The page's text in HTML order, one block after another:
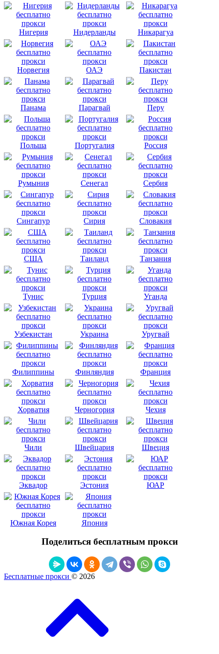
Нигерия Нидерланды Никарагуа
Норвегия ОАЭ Пакистан
Панама Парагвай Перу
Польша Португалия Россия
Румыния Сенегал Сербия
Сингапур Сирия Словакия
США Таиланд Танзания
Тунис Турция Уганда
Узбекистан Украина Уругвай
Филиппины Финляндия Франция
Хорватия Черногория Чехия
Чили Швейцария Швеция
Эквадор Эстония ЮАР
Южная Корея Япония
Поделиться бесплатным прокси
Бесплатные прокси © 2026